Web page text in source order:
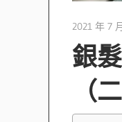
2021 年 7
銀
（